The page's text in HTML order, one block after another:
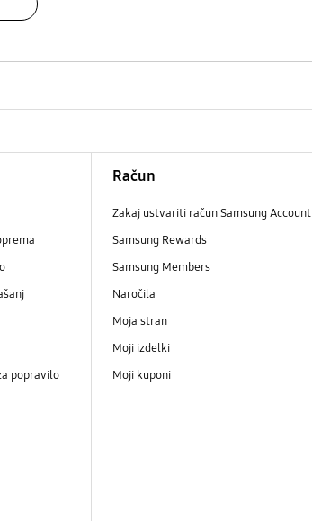
popravilo
Račun
Zakaj ustvariti račun Samsung Account
Samsung Rewards
Samsung Members
Naročila
Moja stran
Moji izdelki
Moji kuponi